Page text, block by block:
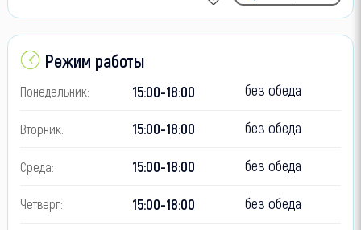
Режим работы
Понедельник: 15:00-18:00 без обеда
Вторник: 15:00-18:00 без обеда
Среда: 15:00-18:00 без обеда
Четверг: 15:00-18:00 без обеда